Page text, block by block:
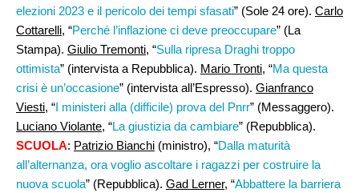
elezioni 2023 e il pericolo dei tempi sfasati” (Sole 24 ore). Carlo
Cottarelli, “Perché l’inflazione ci deve preoccupare” (La
Stampa). Giulio Tremonti, “Sulla ripresa Draghi troppo
ottimista” (intervista a Repubblica). Mario Tronti, “Ma questa
crisi è un’occasione” (intervista all’Espresso). Gianfranco
Viesti, “I ministeri alla (difficile) prova del Pnrr” (Messaggero).
Luciano Violante, “La giustizia da cambiare” (Repubblica).
SCUOLA: Patrizio Bianchi (ministro), “Dalla maturità
all’alternanza, ora voglio ascoltare i ragazzi per costruire la
nuova scuola” (Repubblica). Gad Lerner, “Abbattere la barriera